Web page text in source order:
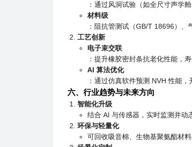
：通过风洞试验（如全尺寸声学
材料级
：阻抗管测试（GB/T 18696）、
工艺创新
电子束交联
：提升橡胶密封条抗老化性能，
AI 算法优化
：通过仿真软件预测 NVH 性能，
六、行业趋势与未来方向
智能化升级
结合 AI 与传感器，实时监测并动
环保与轻量化
可回收吸音棉、生物基聚氨酯材